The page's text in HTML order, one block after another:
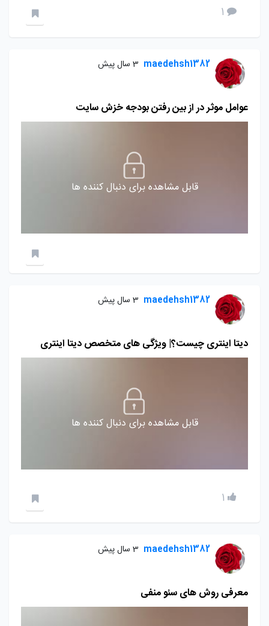
1
maedehsh1382 3 سال پیش
عوامل موثر در از بین رفتن بودجه خزش سایت
قابل مشاهده برای دنبال کننده ها
maedehsh1382 3 سال پیش
دیتا اینتری چیست؟| ویژگی های متخصص دیتا اینتری
قابل مشاهده برای دنبال کننده ها
1
maedehsh1382 3 سال پیش
معرفی روش های سئو منفی